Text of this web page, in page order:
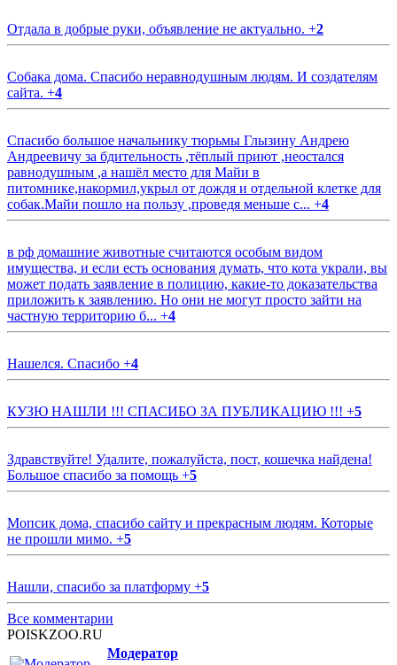
Отдала в добрые руки, объявление не актуально. +2
Собака дома. Спасибо неравнодушным людям. И создателям
сайта. +4
Спасибо большое начальнику тюрьмы Глызину Андрею
Андреевичу за бдительность ,тёплый приют ,неостался
равнодушным ,а нашёл место для Майи в
питомнике,накормил,укрыл от дождя и отдельной клетке для
собак.Майи пошло на пользу ,проведя меньше с... +4
в рф домашние животные считаются особым видом
имущества, и если есть основания думать, что кота украли, вы
может подать заявление в полицию, какие-то доказательства
приложить к заявлению. Но они не могут просто зайти на
частную территорию б... +4
Нашелся. Спасибо +4
КУЗЮ НАШЛИ !!! СПАСИБО ЗА ПУБЛИКАЦИЮ !!! +5
Здравствуйте! Удалите, пожалуйста, пост, кошечка найдена!
Большое спасибо за помощь +5
Мопсик дома, спасибо сайту и прекрасным людям. Которые
не прошли мимо. +5
Нашли, спасибо за платформу +5
Все комментарии
POISKZOO.RU
Модератор